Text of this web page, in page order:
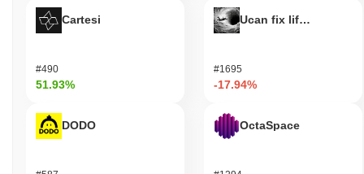
Cartesi
#490
51.93%
DODO
Ucan fix life in1day
#1695
-17.94%
OctaSpace